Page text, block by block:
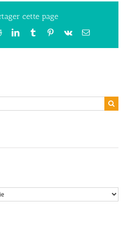
cette page
RedditLinkedInTumblrPinterest
Vk Email